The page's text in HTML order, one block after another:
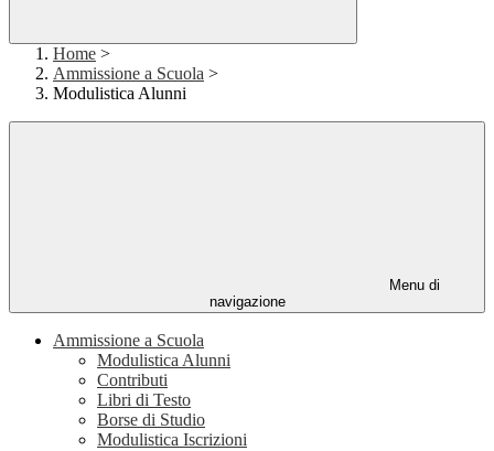
Home >
Ammissione a Scuola >
Modulistica Alunni
Menu di
navigazione
Ammissione a Scuola
Modulistica Alunni
Contributi
Libri di Testo
Borse di Studio
Modulistica Iscrizioni